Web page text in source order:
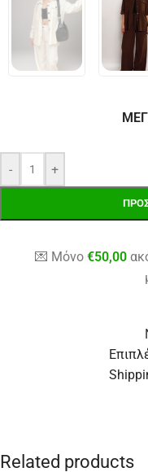
- +
💌 Μόνο€50,00
Related products